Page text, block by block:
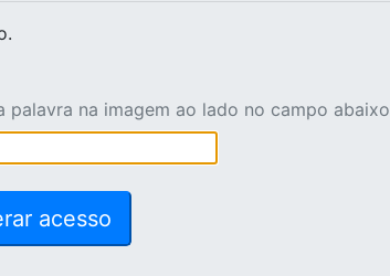
palavra na imagem ao lado no campo abaixo